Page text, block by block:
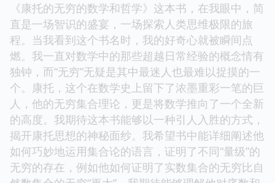
《康托的无穷的数学和哲学》这本书，在我眼中，简
直是一场智识的盛宴，一场探索人类思维极限的旅
程。当我看到这个书名时，我的好奇心就被瞬间点
燃。我一直对数学中的那些超越日常经验的概念情有
独钟，而“无穷”无疑是其中最迷人也最难以捉摸的一
个。康托，这个在数学史上留下了浓墨重彩一笔的巨
人，他的无穷集合理论，更是将数学推向了一个全新
的高度。我期待这本书能够以一种引人入胜的方式，
揭开康托思想的神秘面纱。我希望书中能详细阐述他
如何巧妙地运用集合论的语言，证明了不同“量级”的
无穷的存在，例如他如何证明了实数集合的无穷比自